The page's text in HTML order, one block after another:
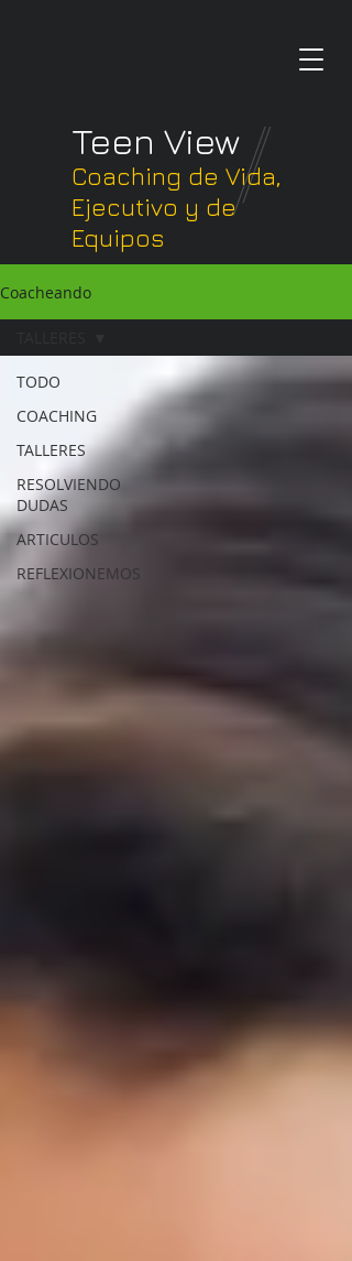
Teen View
Coaching de Vida,
Ejecutivo y de
Equipos
Coacheando
TODO
COACHING
TALLERES
RESOLVIENDO
DUDAS
ARTICULOS
REFLEXIONEMOS